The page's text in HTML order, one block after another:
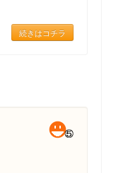
続きはコチラ